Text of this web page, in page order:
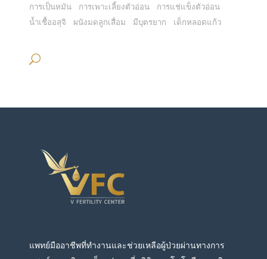
การเป็นหมัน
การเพาะเลี้ยงตัวอ่อน
การแช่แข็งตัวอ่อน
น้ำเชื้ออสุจิ
ผนังมดลูกเสื่อม มีบุตรยาก เด็กหลอดแก้ว
แพทย์มืออาชีพที่ทำงานและช่วยเหลือผู้ป่วยผ่านทางการ